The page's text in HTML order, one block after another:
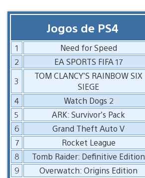
Jogos de PS4
1
Need for Speed
2
EA SPORTS FIFA 17
3
TOM CLANCY’S RAINBOW SIX
SIEGE
4
Watch Dogs 2
5
ARK: Survivor’s Pack
6
Grand Theft Auto V
7
Rocket League
8
Tomb Raider: Definitive Edition
9
Overwatch: Origins Edition